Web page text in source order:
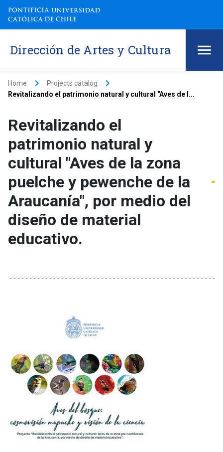
Dirección de Artes y Cultura
Home keyboard_arrow_right Projects catalog keyboard_arrow_right
Revitalizando el patrimonio natural y cultural "Aves de l...
Revitalizando el
patrimonio natural y
cultural "Aves de la zona
puelche y pewenche de la
Araucanía", por medio del
diseño de material
educativo.